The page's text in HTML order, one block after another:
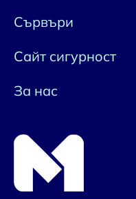
Сървъри
Сайт сигурност
За нас